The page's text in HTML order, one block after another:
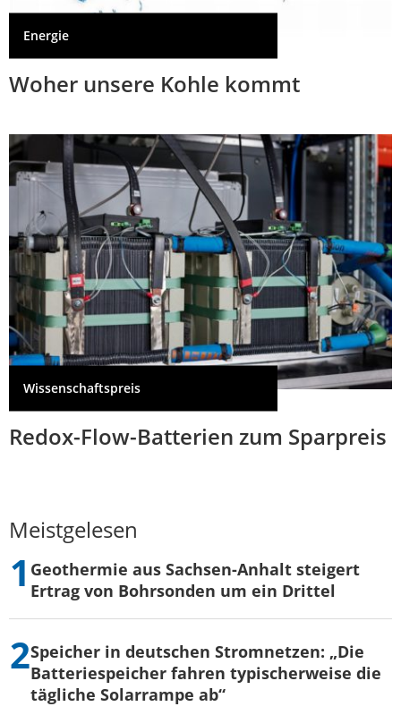
Energie
Woher unsere Kohle kommt
Wissenschaftspreis
Redox-Flow-Batterien zum Sparpreis
Meistgelesen
Geothermie aus Sachsen-Anhalt steigert
Ertrag von Bohrsonden um ein Drittel
Speicher in deutschen Stromnetzen: „Die
Batteriespeicher fahren typischerweise die
tägliche Solarrampe ab“